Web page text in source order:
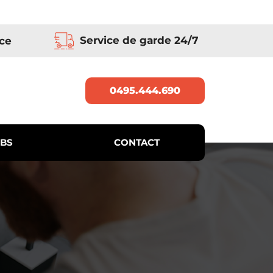
0495.444.690
Service de garde 24/7
CONTACT